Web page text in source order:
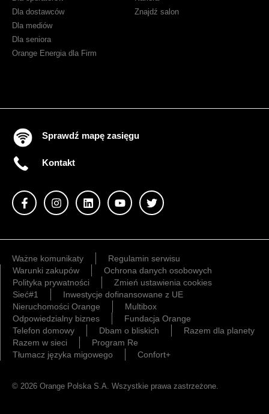
Dla dostawców
Dla mediów
Dla seniora
Orange Energia dla Firm
Znajdź salon
Sprawdź mapę zasięgu
Kontakt
Ważne komunikaty
Regulamin serwisu
Warunki zakupów
Ochrona danych osobowych
Polityka prywatności
Zmień ustawienia cookies
Sieć#1
Inwestycje dofinansowane z UE
Nieruchomości Orange
Multibox
Odpowiedzialny biznes
Fundacja Orange
Telefon domowy
Dbam o bliskich
Razem dla planety
Razem w sieci
Program Re
Tłumacz języka migowego
Confort+
© 2026 Orange Polska S.A. Wszystkie prawa zastrzeżone.